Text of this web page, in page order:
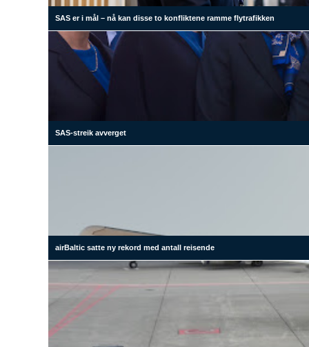
SAS er i mål – nå kan disse to konfliktene ramme flytrafikken
SAS-streik avverget
airBaltic satte ny rekord med antall reisende